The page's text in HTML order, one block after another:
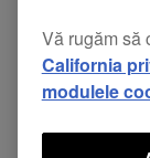
dance.
conecta în
Vă rugăm să
California
modulele